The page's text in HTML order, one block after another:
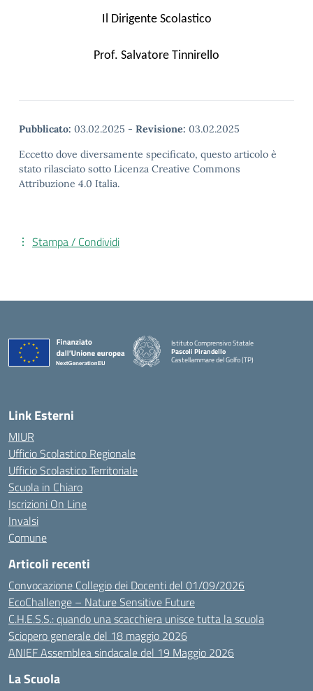
Il Dirigente Scolastico
Prof. Salvatore Tinnirello
Pubblicato: 03.02.2025 - Revisione: 03.02.2025
Eccetto dove diversamente specificato, questo articolo è
stato rilasciato sotto Licenza Creative Commons
Attribuzione 4.0 Italia.
Stampa / Condividi
Istituto Comprensivo Statale
Pascoli Pirandello
Castellammare del Golfo (TP)
Link Esterni
MIUR
Ufficio Scolastico Regionale
Ufficio Scolastico Territoriale
Scuola in Chiaro
Iscrizioni On Line
Invalsi
Comune
Articoli recenti
Convocazione Collegio dei Docenti del 01/09/2026
EcoChallenge – Nature Sensitive Future
C.H.E.S.S.: quando una scacchiera unisce tutta la scuola
Sciopero generale del 18 maggio 2026
ANIEF Assemblea sindacale del 19 Maggio 2026
La Scuola